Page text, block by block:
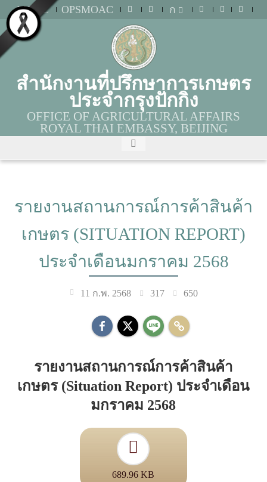
MOAC OPSMOAC ก
สำนักงานที่ปรึกษาการเกษตร
ประจำกรุงปักกิ่ง
OFFICE OF AGRICULTURAL AFFAIRS
ROYAL THAI EMBASSY, BEIJING
รายงานสถานการณ์การค้าสินค้า
เกษตร (SITUATION REPORT)
ประจำเดือนมกราคม 2568
11 ก.พ. 2568 317 650
รายงานสถานการณ์การค้าสินค้า
เกษตร (Situation Report) ประจำเดือน
มกราคม 2568
689.96 KB